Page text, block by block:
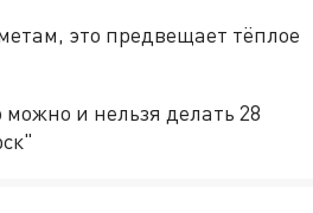
это предвещает тёплое
и нельзя делать 28